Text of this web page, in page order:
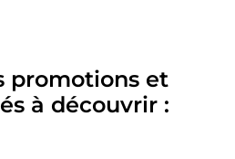
promotions et
à découvrir :